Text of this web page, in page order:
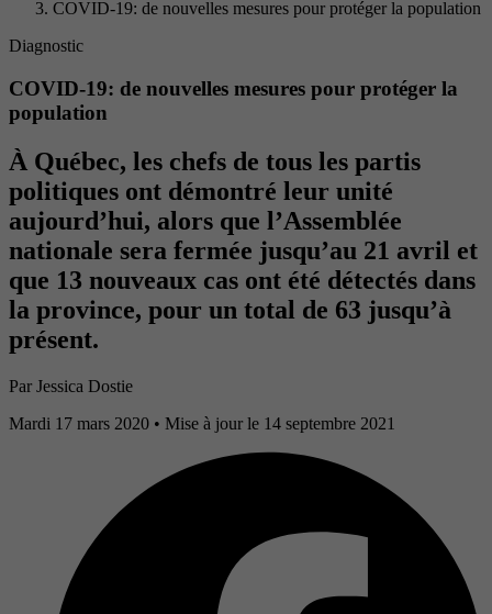
COVID-19: de nouvelles mesures pour protéger la population
Diagnostic
COVID-19: de nouvelles mesures pour protéger la
population
À Québec, les chefs de tous les partis
politiques ont démontré leur unité
aujourd’hui, alors que l’Assemblée
nationale sera fermée jusqu’au 21 avril et
que 13 nouveaux cas ont été détectés dans
la province, pour un total de 63 jusqu’à
présent.
Par Jessica Dostie
Mardi 17 mars 2020 • Mise à jour le 14 septembre 2021